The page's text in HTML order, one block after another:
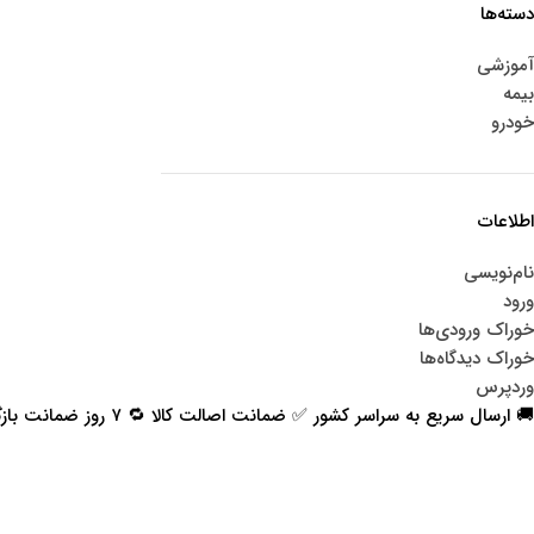
دسته‌ها
آموزشی
بیمه
خودرو
اطلاعات
نام‌نویسی
ورود
خوراک ورودی‌ها
خوراک دیدگاه‌ها
وردپرس
🚚 ارسال سریع به سراسر کشور ✅ ضمانت اصالت کالا 🔁 ۷ روز ضمانت بازگشت 📞 پشتیبانی واقعی